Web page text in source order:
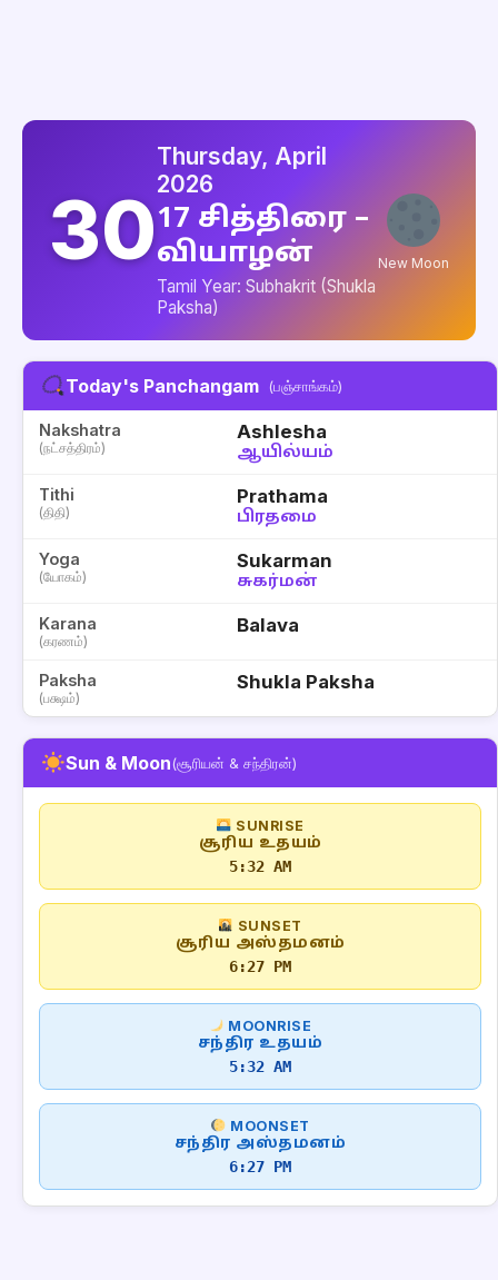
30
Thursday, April
2026
17 சித்திரை –
வியாழன்
Tamil Year: Subhakrit (Shukla
Paksha)
New Moon
Today's Panchangam (பஞ்சாங்கம்)
Nakshatra
(நட்சத்திரம்)
Ashlesha
ஆயில்யம்
Tithi
(திதி)
Prathama
பிரதமை
Yoga
(யோகம்)
Sukarman
சுகர்மன்
Karana
(கரணம்)
Balava
Paksha
(பக்ஷம்)
Shukla Paksha
Sun & Moon(சூரியன் & சந்திரன்)
SUNRISE
சூரிய உதயம்
5:32 AM
SUNSET
சூரிய அஸ்தமனம்
6:27 PM
MOONRISE
சந்திர உதயம்
5:32 AM
MOONSET
சந்திர அஸ்தமனம்
6:27 PM